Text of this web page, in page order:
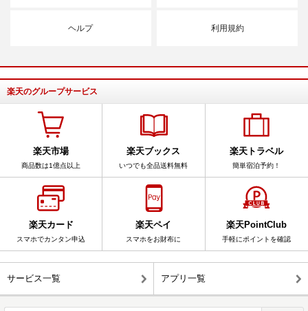
ヘルプ 利用規約
楽天のグループサービス
楽天市場
商品数は1億点以上
楽天ブックス
いつでも全品送料無料
楽天トラベル
簡単宿泊予約！
楽天カード
スマホでカンタン申込
楽天ペイ
スマホをお財布に
楽天PointClub
手軽にポイントを確認
サービス一覧 アプリ一覧